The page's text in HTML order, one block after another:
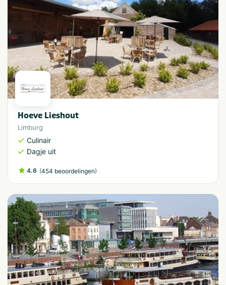
Hoeve Lieshout
Limburg
Culinair
Dagje uit
4.6 (454 beoordelingen)